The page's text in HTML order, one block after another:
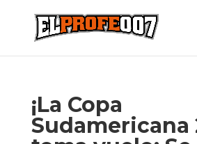
¡La Copa
Sudamericana